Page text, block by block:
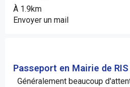
À 1.9km
Envoyer un mail
Passeport en Mairie de RIS
Généralement beaucoup